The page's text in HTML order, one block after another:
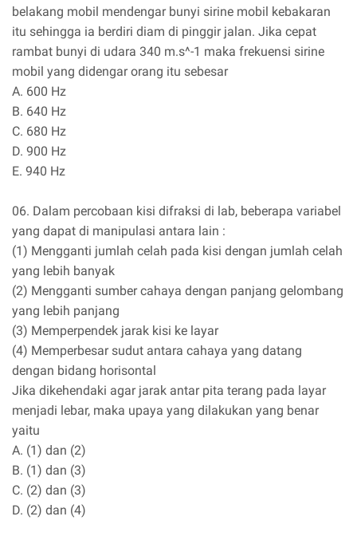
belakang mobil mendengar bunyi sirine mobil kebakaran
itu sehingga ia berdiri diam di pinggir jalan. Jika cepat
rambat bunyi di udara 340 m.s^-1 maka frekuensi sirine
mobil yang didengar orang itu sebesar
A. 600 Hz
B. 640 Hz
C. 680 Hz
D. 900 Hz
E. 940 Hz
06. Dalam percobaan kisi difraksi di lab, beberapa variabel
yang dapat di manipulasi antara lain :
(1) Mengganti jumlah celah pada kisi dengan jumlah celah
yang lebih banyak
(2) Mengganti sumber cahaya dengan panjang gelombang
yang lebih panjang
(3) Memperpendek jarak kisi ke layar
(4) Memperbesar sudut antara cahaya yang datang
dengan bidang horisontal
Jika dikehendaki agar jarak antar pita terang pada layar
menjadi lebar, maka upaya yang dilakukan yang benar
yaitu
A. (1) dan (2)
B. (1) dan (3)
C. (2) dan (3)
D. (2) dan (4)